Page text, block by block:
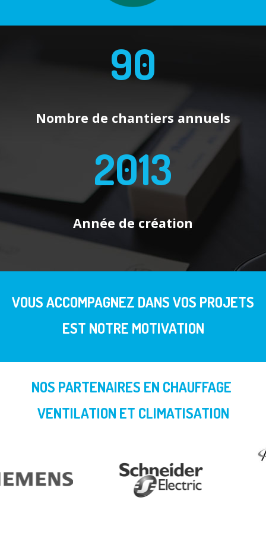
90
Nombre de chantiers annuels
2013
Année de création
VOUS ACCOMPAGNEZ DANS VOS PROJETS
EST NOTRE MOTIVATION
NOS PARTENAIRES EN CHAUFFAGE
VENTILATION ET CLIMATISATION